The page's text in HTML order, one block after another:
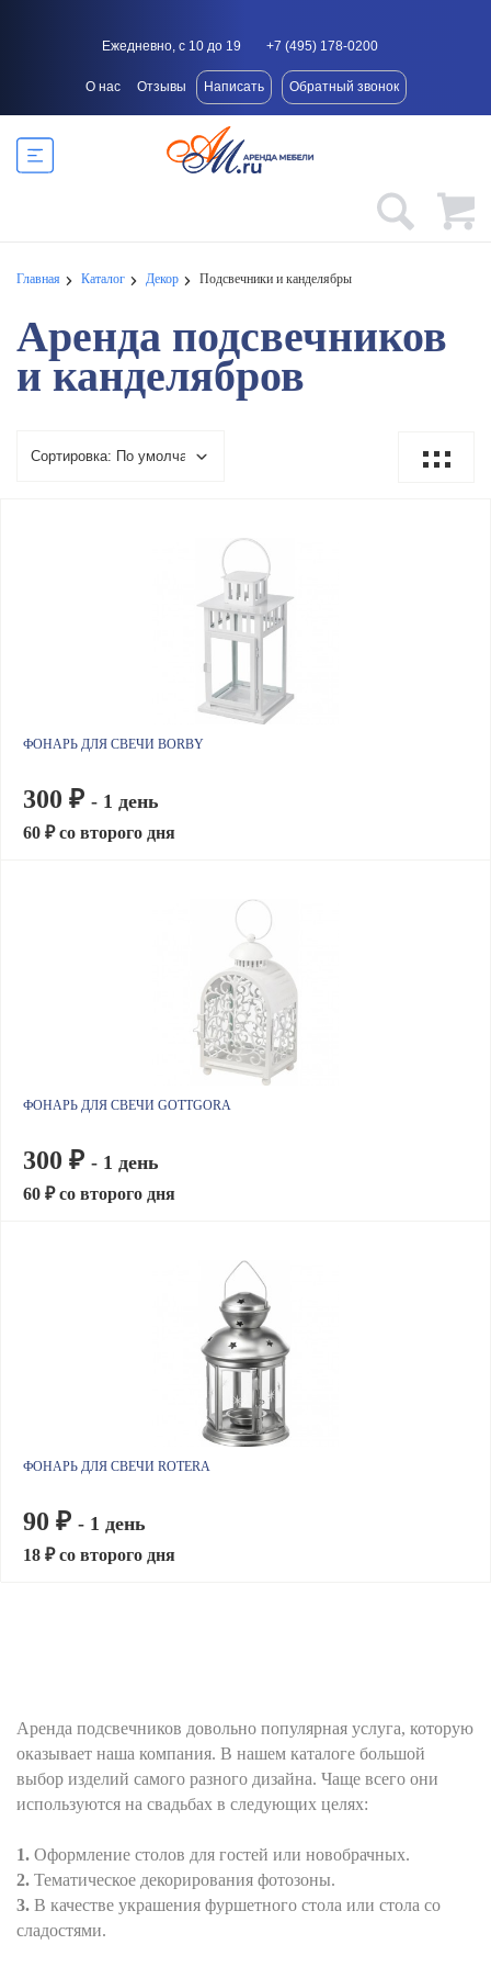
Ежедневно, с 10 до 19 +7 (495) 178-0200
О нас Отзывы Написать Обратный звонок
Главная Каталог Декор Подсвечники и канделябры
Аренда подсвечников
и канделябров
ФОНАРЬ ДЛЯ СВЕЧИ BORBY
300 ₽ - 1 день
60 ₽ со второго дня
ФОНАРЬ ДЛЯ СВЕЧИ GOTTGORA
300 ₽ - 1 день
60 ₽ со второго дня
ФОНАРЬ ДЛЯ СВЕЧИ ROTERA
90 ₽ - 1 день
18 ₽ со второго дня
Аренда подсвечников довольно популярная услуга, которую
оказывает наша компания. В нашем каталоге большой
выбор изделий самого разного дизайна. Чаще всего они
используются на свадьбах в следующих целях:
Оформление столов для гостей или новобрачных.
Тематическое декорирования фотозоны.
В качестве украшения фуршетного стола или стола со
сладостями.